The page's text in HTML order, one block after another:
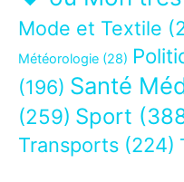
Mode et Textile
Météorologie (28)
(196) Santé
(259) Sport
Transports (224)